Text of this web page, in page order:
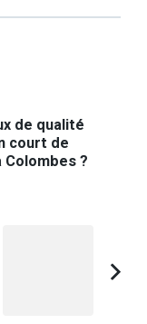
de qualité
court de
?